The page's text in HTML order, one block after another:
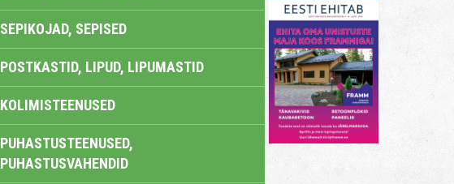
SEPIKOJAD, SEPISED
POSTKASTID, LIPUD, LIPUMASTID
KOLIMISTEENUSED
PUHASTUSTEENUSED,
PUHASTUSVAHENDID